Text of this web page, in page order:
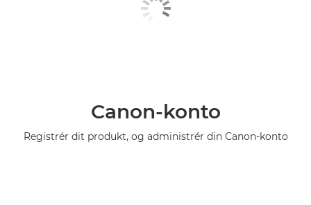
Canon-konto
Registrér dit produkt, og administrér din Canon-konto